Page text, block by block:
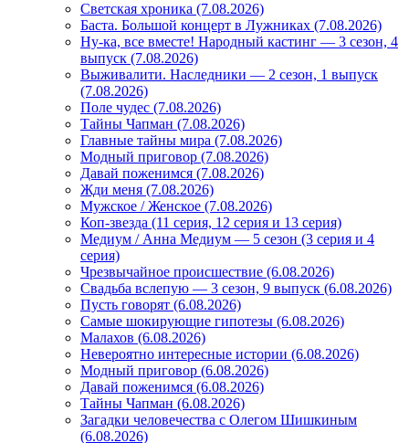
Светская хроника (7.08.2026)
Баста. Большой концерт в Лужниках (7.08.2026)
Ну-ка, все вместе! Народный кастинг — 3 сезон, 4
выпуск (7.08.2026)
Выживалити. Наследники — 2 сезон, 1 выпуск
(7.08.2026)
Поле чудес (7.08.2026)
Тайны Чапман (7.08.2026)
Главные тайны мира (7.08.2026)
Модный приговор (7.08.2026)
Давай поженимся (7.08.2026)
Жди меня (7.08.2026)
Мужское / Женское (7.08.2026)
Коп-звезда (11 серия, 12 серия и 13 серия)
Медиум / Анна Медиум — 5 сезон (3 серия и 4
серия)
Чрезвычайное происшествие (6.08.2026)
Свадьба вслепую — 3 сезон, 9 выпуск (6.08.2026)
Пусть говорят (6.08.2026)
Самые шокирующие гипотезы (6.08.2026)
Малахов (6.08.2026)
Невероятно интересные истории (6.08.2026)
Модный приговор (6.08.2026)
Давай поженимся (6.08.2026)
Тайны Чапман (6.08.2026)
Загадки человечества с Олегом Шишкиным
(6.08.2026)